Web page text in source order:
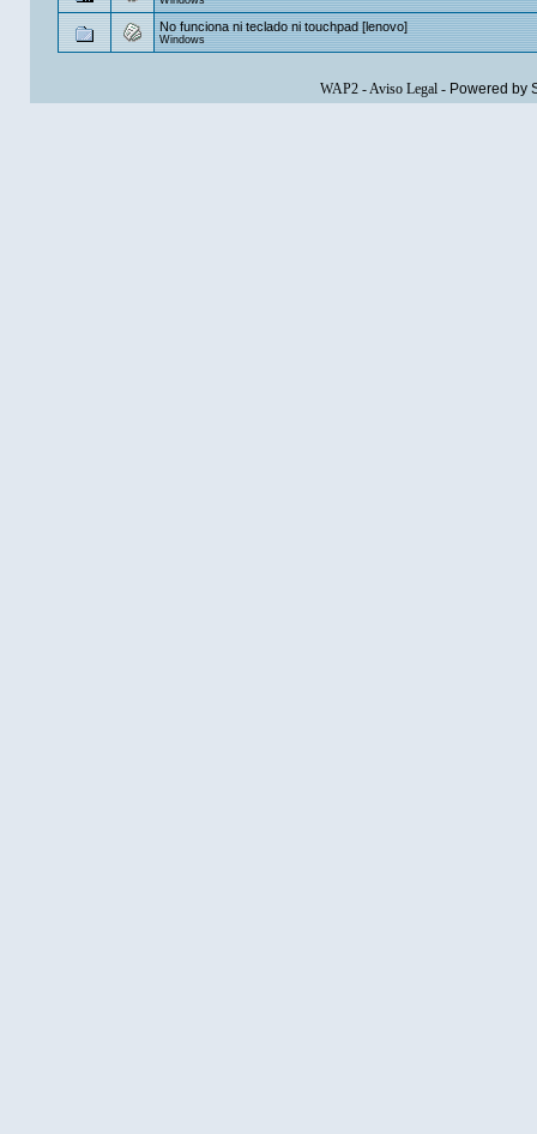
No funciona ni teclado ni touchpad [lenovo]
Windows
WAP2-Aviso Legal- Powered by